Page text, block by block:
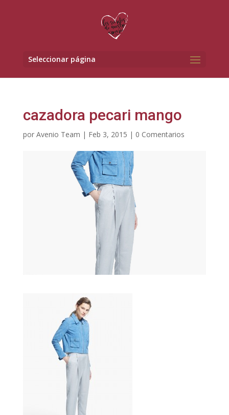
Seleccionar página
cazadora pecari mango
por Avenio Team | Feb 3, 2015 | 0 Comentarios